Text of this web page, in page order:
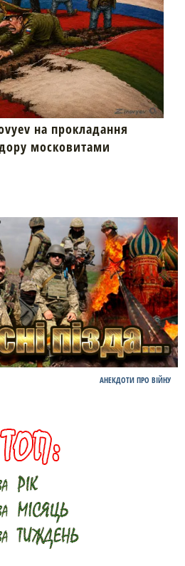
на прокладання
московитами
АНЕКДОТИ ПРО ВІЙНУ